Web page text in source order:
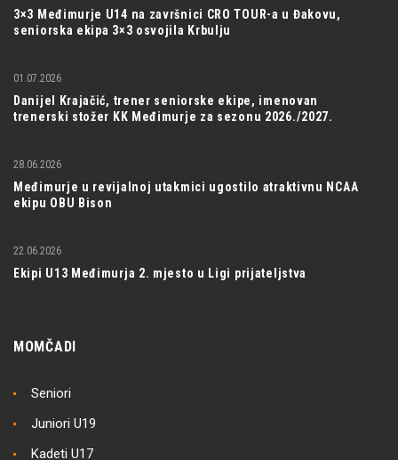
3×3 Međimurje U14 na završnici CRO TOUR-a u Đakovu,
seniorska ekipa 3×3 osvojila Krbulju
Danijel Krajačić, trener seniorske ekipe, imenovan
trenerski stožer KK Međimurje za sezonu 2026./2027.
01.07.2026
Međimurje u revijalnoj utakmici ugostilo atraktivnu NCAA
ekipu OBU Bison
28.06.2026
Ekipi U13 Međimurja 2. mjesto u Ligi prijateljstva
22.06.2026
MOMČADI
Seniori
Juniori U19
Kadeti U17